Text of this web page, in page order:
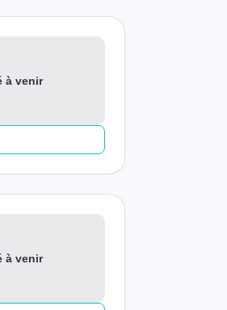
à venir
à venir